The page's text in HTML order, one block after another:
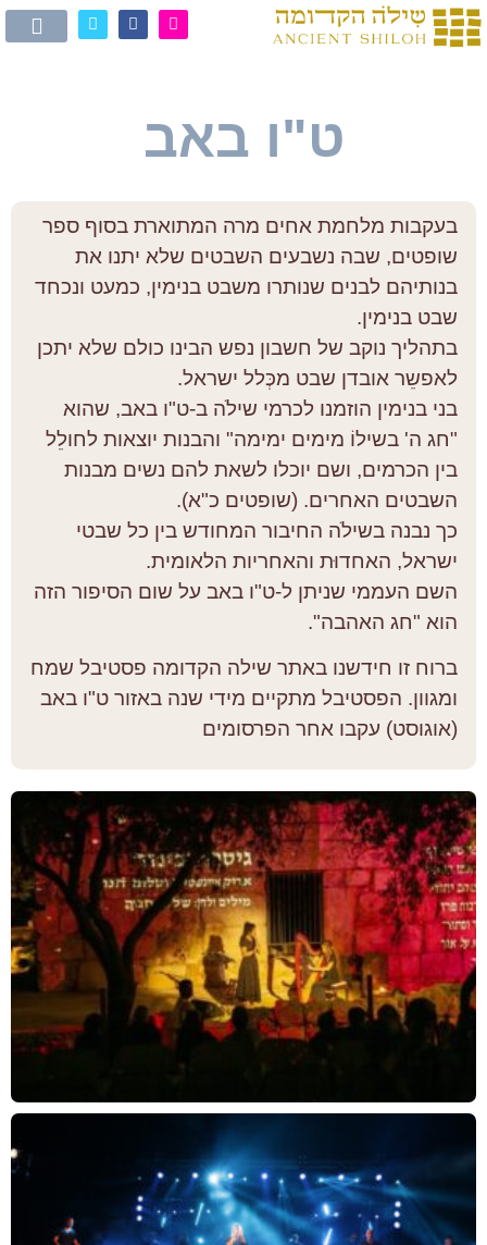
ט"ו באב
בעקבות מלחמת אחים מרה המתוארת בסוף ספר
שופטים, שבה נשבעים השבטים שלא יתנו את
בנותיהם לבנים שנותרו משבט בנימין, כמעט ונכחד
שבט בנימין.
בתהליך נוקב של חשבון נפש הבינו כולם שלא יתכן
לאפשֵר אובדן שבט מכְּלל ישראל.
בני בנימין הוזמנו לכרמי שילֹה ב-ט"ו באב, שהוא
"חג ה' בשילוֹ מימים ימימה" והבנות יוצאות לחולֵל
בין הכרמים, ושם יוכלו לשאת להם נשים מבנות
השבטים האחרים. (שופטים כ"א).
כך נבנה בשילֹה החיבור המחודש בין כל שבטי
ישראל, האחדוּת והאחריות הלאומית.
השם העממי שניתן ל-ט"ו באב על שום הסיפור הזה
הוא "חג האהבה".
ברוח זו חידשנו באתר שילה הקדומה פסטיבל שמח
ומגוון. הפסטיבל מתקיים מידי שנה באזור ט"ו באב
(אוגוסט) עקבו אחר הפרסומים